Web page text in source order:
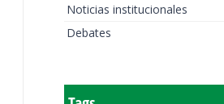
Noticias institucionales
Debates